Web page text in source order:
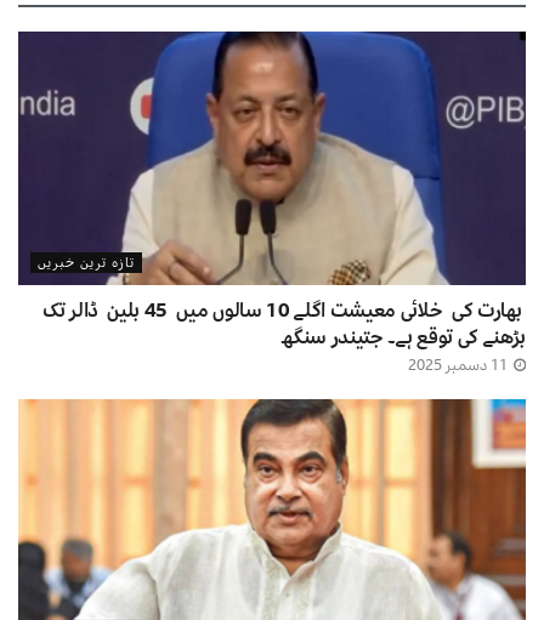
تازہ ترین خبریں
بھارت کی خلائی معیشت اگلے 10 سالوں میں 45 بلین ڈالر تک
بڑھنے کی توقع ہے۔ جتیندر سنگھ